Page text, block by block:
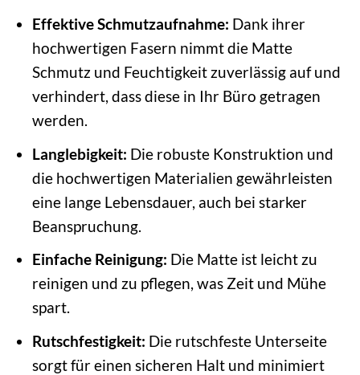
Effektive Schmutzaufnahme: Dank ihrer
hochwertigen Fasern nimmt die Matte
Schmutz und Feuchtigkeit zuverlässig auf und
verhindert, dass diese in Ihr Büro getragen
werden.
Langlebigkeit: Die robuste Konstruktion und
die hochwertigen Materialien gewährleisten
eine lange Lebensdauer, auch bei starker
Beanspruchung.
Einfache Reinigung: Die Matte ist leicht zu
reinigen und zu pflegen, was Zeit und Mühe
spart.
Rutschfestigkeit: Die rutschfeste Unterseite
sorgt für einen sicheren Halt und minimiert